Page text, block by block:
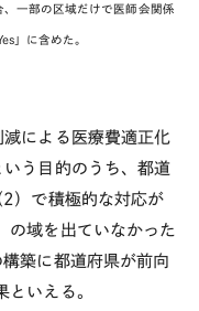
一部の区域だけで医師会関係
」に含めた。
による医療費適正化
う目的のうち、都道
）で積極的な対応が
の域を出ていなかった
築に都道府県が前向
といえる。